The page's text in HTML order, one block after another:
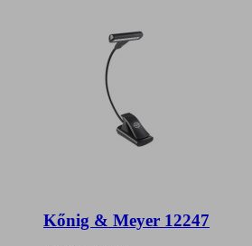
Kőnig & Meyer 12247